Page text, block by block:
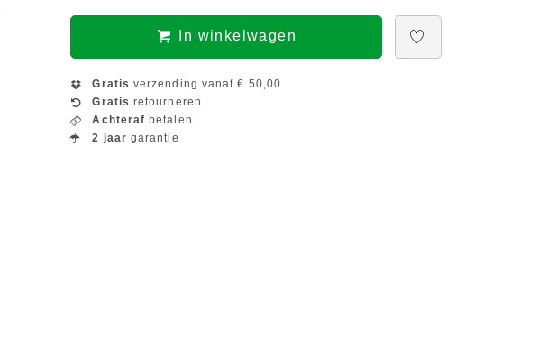
In winkelwagen
Gratis verzending vanaf € 50,00
Gratis retourneren
Achteraf betalen
2 jaar garantie